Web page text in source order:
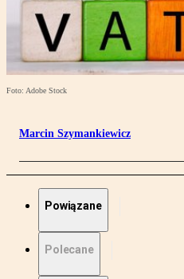
Foto: Adobe Stock
Marcin Szymankiewicz
Powiązane
Polecane